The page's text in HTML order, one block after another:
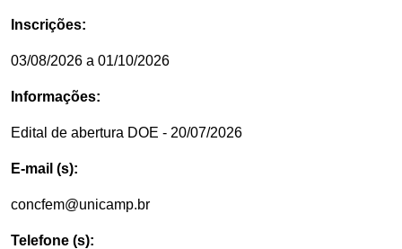
Inscrições:
03/08/2026 a 01/10/2026
Informações:
Edital de abertura DOE - 20/07/2026
E-mail (s):
concfem@unicamp.br
Telefone (s):